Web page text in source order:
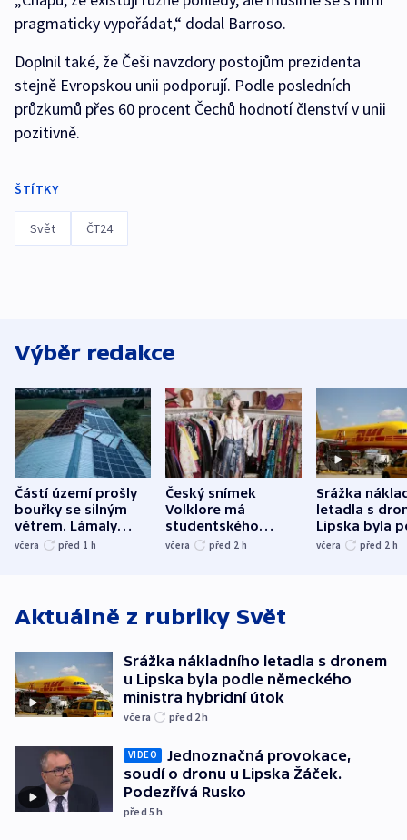
pragmaticky vypořádat,“ dodal Barroso.
Doplnil také, že Češi navzdory postojům prezidenta
stejně Evropskou unii podporují. Podle posledních
průzkumů přes 60 procent Čechů hodnotí členství v unii
pozitivně.
ŠTÍTKY
Svět ČT24
Výběr redakce
Částí území prošly
bouřky se silným
větrem. Lámaly
stromy a poničily
včera před 1 h
Český snímek
Volklore má
studentského
Oscara, zabojuje o
včera před 2 h
Srážka
letadla s
Lipska byla
německého
včera před 2 h
Aktuálně z rubriky Svět
Srážka nákladního letadla s dronem
u Lipska byla podle německého
ministra hybridní útok
včera před 2h
VIDEO
Jednoznačná provokace,
soudí o dronu u Lipska Žáček.
Podezřívá Rusko
před 5h